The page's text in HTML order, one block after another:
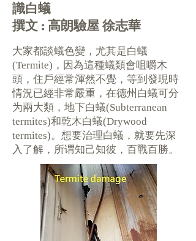
識白蟻
撰文 : 高朗驗屋 徐志華
大家都談蟻色變，尤其是白蟻
(Termite)，因為這種蟻類會咀嚼木
頭，住戶經常渾然不覺，等到發現時
情況已經非常嚴重，在德州白蟻可分
为兩大類，地下白蟻(Subterranean
termites)和乾木白蟻(Drywood
termites)。想要治理白蟻，就要先深
入了解，所谓知己知彼，百戰百勝。